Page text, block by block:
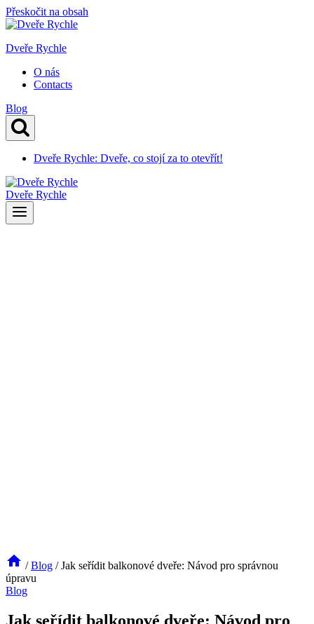
Přeskočit na obsah
Dveře Rychle
O nás
Contacts
Blog
Dveře Rychle: Dveře, co stojí za to otevřít!
Dveře Rychle
/ Blog / Jak seřídit balkonové dveře: Návod pro správnou
úpravu
Blog